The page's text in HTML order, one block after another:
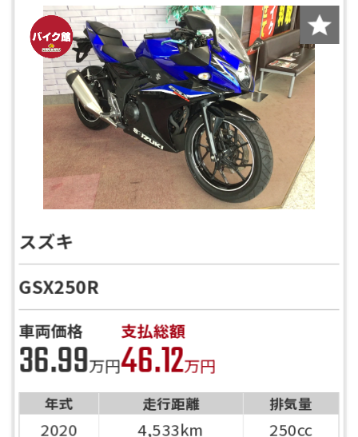
スズキ
GSX250R
車両価格
36.99万円
支払総額
46.12万円
年式 走行距離 排気量
2020 4,533km 250cc